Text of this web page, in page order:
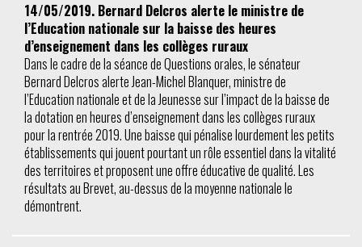
14/05/2019. Bernard Delcros alerte le ministre de
l’Education nationale sur la baisse des heures
d’enseignement dans les collèges ruraux
Dans le cadre de la séance de Questions orales, le sénateur
Bernard Delcros alerte Jean-Michel Blanquer, ministre de
l’Education nationale et de la Jeunesse sur l’impact de la baisse de
la dotation en heures d’enseignement dans les collèges ruraux
pour la rentrée 2019. Une baisse qui pénalise lourdement les petits
établissements qui jouent pourtant un rôle essentiel dans la vitalité
des territoires et proposent une offre éducative de qualité. Les
résultats au Brevet, au-dessus de la moyenne nationale le
démontrent.